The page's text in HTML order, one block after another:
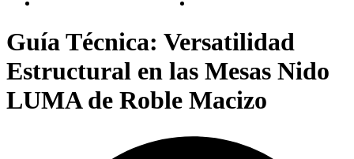
Guía Técnica: Versatilidad
Estructural en las Mesas Nido
LUMA de Roble Macizo